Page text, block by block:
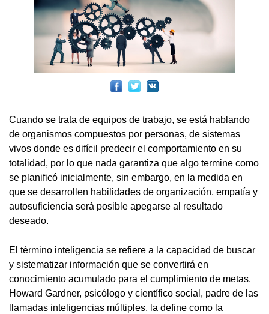
Cuando se trata de equipos de trabajo, se está hablando
de organismos compuestos por personas, de sistemas
vivos donde es difícil predecir el comportamiento en su
totalidad, por lo que nada garantiza que algo termine como
se planificó inicialmente, sin embargo, en la medida en
que se desarrollen habilidades de organización, empatía y
autosuficiencia será posible apegarse al resultado
deseado.
El término inteligencia se refiere a la capacidad de buscar
y sistematizar información que se convertirá en
conocimiento acumulado para el cumplimiento de metas.
Howard Gardner, psicólogo y científico social, padre de las
llamadas inteligencias múltiples, la define como la